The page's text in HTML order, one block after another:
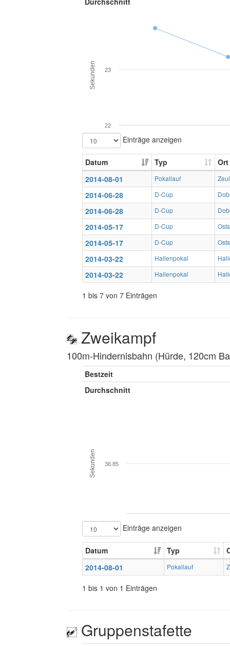
Sekunden
22
23
Einträge anzeigen
Datum Typ
Ort
2014-08-01
Pokallauf
2014-06-28 D-Cup
2014-06-28 D-Cup
2014-05-17 D-Cup
2014-05-17 D-Cup
2014-03-22 Hallenpokal
2014-03-22 Hallenpokal
1 bis 7 von 7 Einträgen
Zweikampf
100m-Hindernisbahn (Hürde, 120cm
Bestzeit
Durchschnitt
Sekunden 36.85
Einträge anzeigen
Datum Typ
2014-08-01
Pokallauf
1 bis 1 von 1 Einträgen
Gruppenstafette